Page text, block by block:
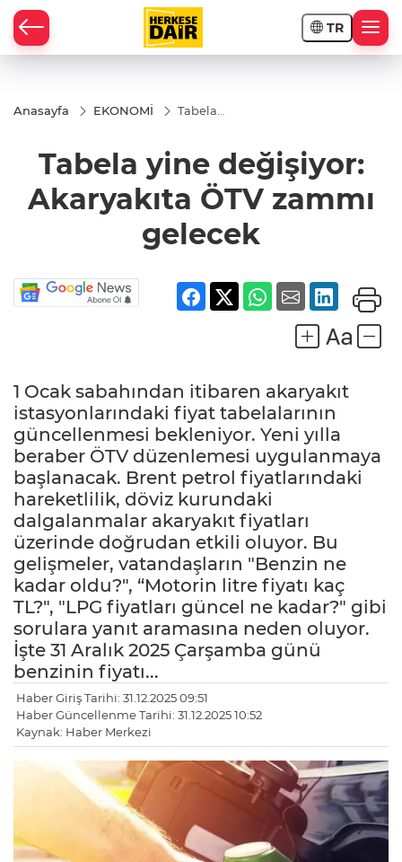
TR
Anasayfa EKONOMİ
Tabela
Akaryakıta
ÖTV
zammı
gelecek
Tabela yine değişiyor:
Akaryakıta ÖTV zammı
gelecek
1 Ocak sabahından itibaren akaryakıt
istasyonlarındaki fiyat tabelalarının
güncellenmesi bekleniyor. Yeni yılla
beraber ÖTV düzenlemesi uygulanmaya
başlanacak. Brent petrol fiyatlarındaki
hareketlilik, döviz kurundaki
dalgalanmalar akaryakıt fiyatları
üzerinde doğrudan etkili oluyor. Bu
gelişmeler, vatandaşların "Benzin ne
kadar oldu?", “Motorin litre fiyatı kaç
TL?", "LPG fiyatları güncel ne kadar?" gibi
sorulara yanıt aramasına neden oluyor.
İşte 31 Aralık 2025 Çarşamba günü
benzinin fiyatı...
Haber Giriş Tarihi: 31.12.2025 09:51
Haber Güncellenme Tarihi: 31.12.2025 10:52
Kaynak: Haber Merkezi